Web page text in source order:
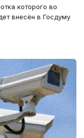
которого во
внесён в Госдуму